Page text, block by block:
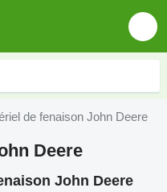
de fenaison John Deere
Deere
John Deere